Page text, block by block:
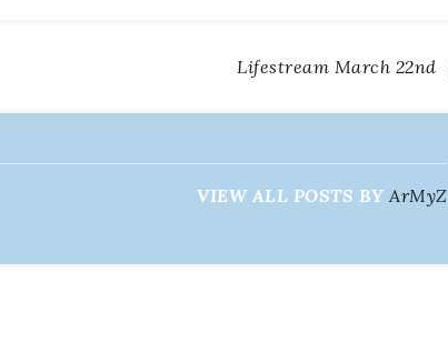
Lifestream March 22nd
VIEW ALL POSTS BYArMyZ